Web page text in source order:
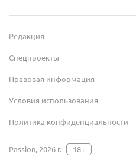
Редакция
Спецпроекты
Правовая информация
Условия использования
Политика конфиденциальности
Passion, 2026 г. 18+